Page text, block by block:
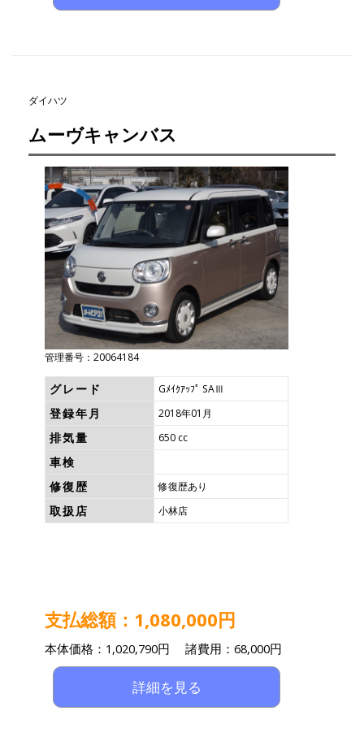
ダイハツ
ムーヴキャンバス
管理番号：20064184
グレード Gﾒｲｸｱｯﾌﾟ SAⅢ
登録年月 2018年01月
排気量 650 cc
車検
修復歴
修復歴あり
取扱店 小林店
支払総額：1,080,000円
本体価格：1,020,790円 諸費用：68,000円
詳細を見る